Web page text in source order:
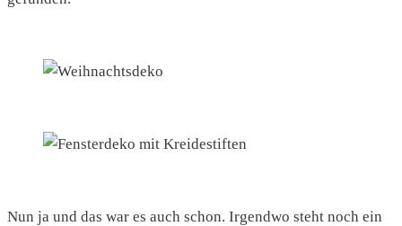
Nun ja und das war es auch schon. Irgendwo steht noch ein